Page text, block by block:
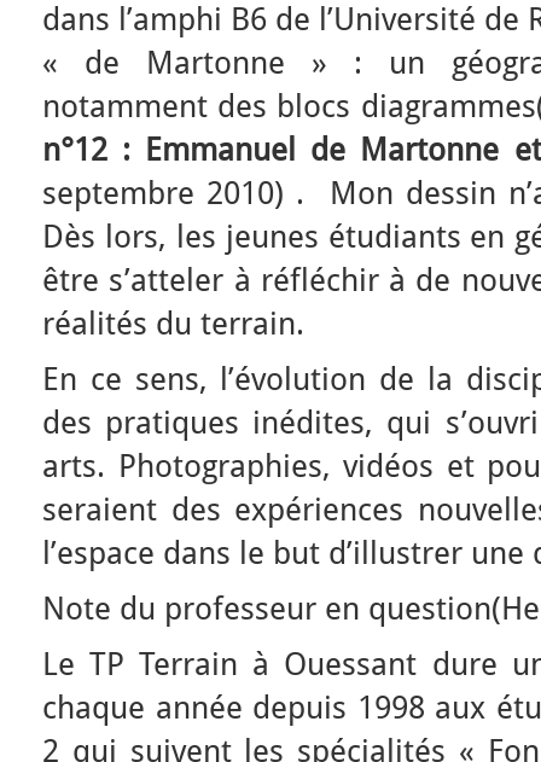
dans l’amphi B6 de l’Université
« de Martonne » : un
notamment des blocs
n°12 : Emmanuel de Martonne
septembre 2010) . Mon dessin
Dès lors, les jeunes étudiants en
être s’atteler à réfléchir à de
réalités du terrain.
En ce sens, l’évolution de la
des pratiques inédites, qui
arts. Photographies, vidéos et
seraient des expériences
l’espace dans le but d’illustrer
Note du professeur en
Le TP Terrain à Ouessant dure
chaque année depuis 1998 aux
2 qui suivent les spécialités «